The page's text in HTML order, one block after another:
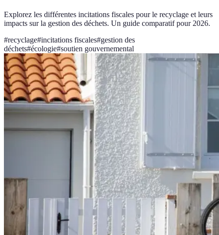
Explorez les différentes incitations fiscales pour le recyclage et leurs
impacts sur la gestion des déchets. Un guide comparatif pour 2026.
#recyclage#incitations fiscales#gestion des
déchets#écologie#soutien gouvernemental